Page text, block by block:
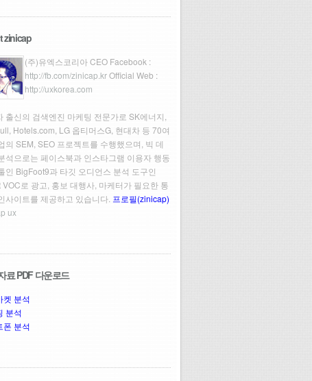
zinicap
(주)유엑스코리아 CEO Facebook :
http://fb.com/zinicap.krOfficial Web :
http://uxkorea.com
출신의 검색엔진 마케팅 전문가로 SK에너지,
Hotels.com, LG 옵티머스G, 현대차 등 70여
의 SEM, SEO 프로젝트를 수행했으며, 빅 데
석으로는 페이스북과 인스타그램 이용자 행동
인 BigFoot9과 타깃 오디언스 분석 도구인
VOC로 광고, 홍보 대행사, 마케터가 필요한 통
사이트를 제공하고 있습니다. 프로필(zinicap)
ux
료 PDF 다운로드
켓 분석
분석
폰 분석